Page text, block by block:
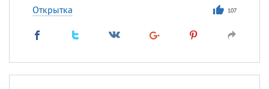
Открытка 107